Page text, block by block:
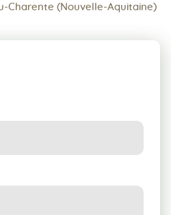
Charente (Nouvelle-Aquitaine)